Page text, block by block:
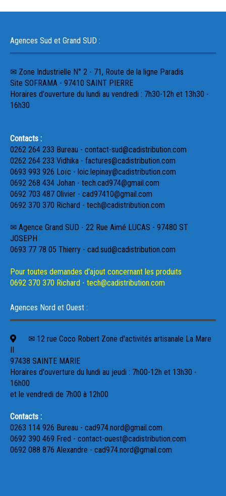
Agences Sud et Grand SUD :
✉ Zone Industrielle N° 2 - 71, Route de la ligne Paradis
Site SOFRAMA - 97410 SAINT PIERRE
Horaires d'ouverture du lundi au vendredi : 7h30-12h et 13h30 -
16h30
Contacts :
0262 264 233 Bureau - contact-sud@cadistribution.com
0262 264 233 Vidhika - factures@cadistribution.com
0693 993 926 Loïc - loic.lepinay@cadistribution.com
0692 268 434 Johan - tech.cad974@gmail.com
0692 703 487 Olivier - cad97410@gmail.com
0692 370 370 Richard - tech@cadistribution.com
✉ Agence Grand SUD - 22 Rue Aimé LUCAS - 97480 ST
JOSEPH
0693 77 78 05 Thierry - cad.sud@cadistribution.com
Pour toutes demandes d'ajout concernant les produits
0692 370 370 Richard - tech@cadistribution.com
Agences Nord et Ouest :
✉ 12 rue Coco Robert Zone d'activités artisanale La Mare
97438 SAINTE MARIE
Horaires d'ouverture du lundi au jeudi : 7h00-12h et 13h30 -
16h00
et le vendredi de 7h00 à 12h00
Contacts :
0263 114 926 Bureau - cad974.nord@gmail.com
0692 390 469 Fred - contact-ouest@cadistribution.com
0692 088 876 Alexandre - cad974.nord@gmail.com